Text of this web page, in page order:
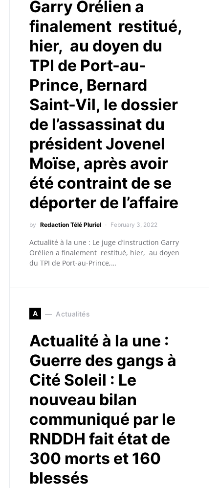
Garry Orélien a
finalement restitué,
hier, au doyen du
TPI de Port-au-
Prince, Bernard
Saint-Vil, le dossier
de l’assassinat du
président Jovenel
Moïse, après avoir
été contraint de se
déporter de l’affaire
by Redaction Télé Pluriel February 3, 2022
Actualité à la une : Le juge d’instruction Garry
Orélien a finalement restitué, hier, au doyen
du TPI de Port-au-Prince,…
A Actualités
Actualité à la une :
Guerre des gangs à
Cité Soleil : Le
nouveau bilan
communiqué par le
RNDDH fait état de
300 morts et 160
blessés